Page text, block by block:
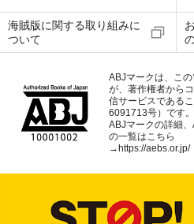
海賊版に関する取り組みに
ついて
ABJマークは、こ
が、著作権者から
信サービスである
6091713号）です。
ABJマークの詳細
の一覧はこちら
→ https://aebs.or.jp/